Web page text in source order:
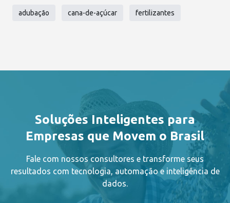
adubação cana-de-açúcar fertilizantes
Soluções Inteligentes para
Empresas que Movem o Brasil
Fale com nossos consultores e transforme seus
resultados com tecnologia, automação e inteligência de
dados.